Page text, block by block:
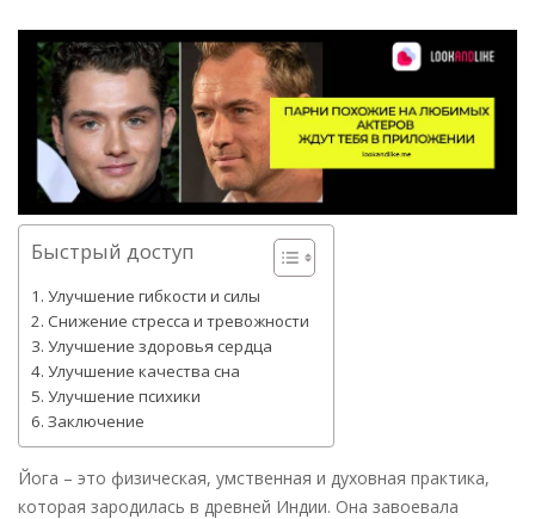
Быстрый доступ
Улучшение гибкости и силы
Снижение стресса и тревожности
Улучшение здоровья сердца
Улучшение качества сна
Улучшение психики
Заключение
Йога – это физическая, умственная и духовная практика,
которая зародилась в древней Индии. Она завоевала